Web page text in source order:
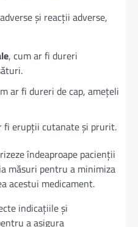
și reacții adverse,
, cum ar fi dureri
ar fi dureri de cap, amețeli
fi erupții cutanate și prurit.
îndeaproape pacienții
măsuri pentru a minimiza
acestui medicament.
indicațiile și
a asigura